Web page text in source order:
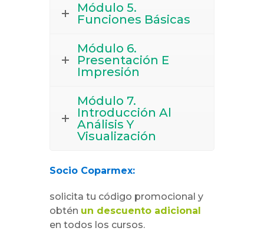
Módulo 5.
Funciones Básicas
Módulo 6.
Presentación E
Impresión
Módulo 7.
Introducción Al
Análisis Y
Visualización
Socio Coparmex:
solicita tu código promocional y
obtén un descuento adicional
en todos los cursos.